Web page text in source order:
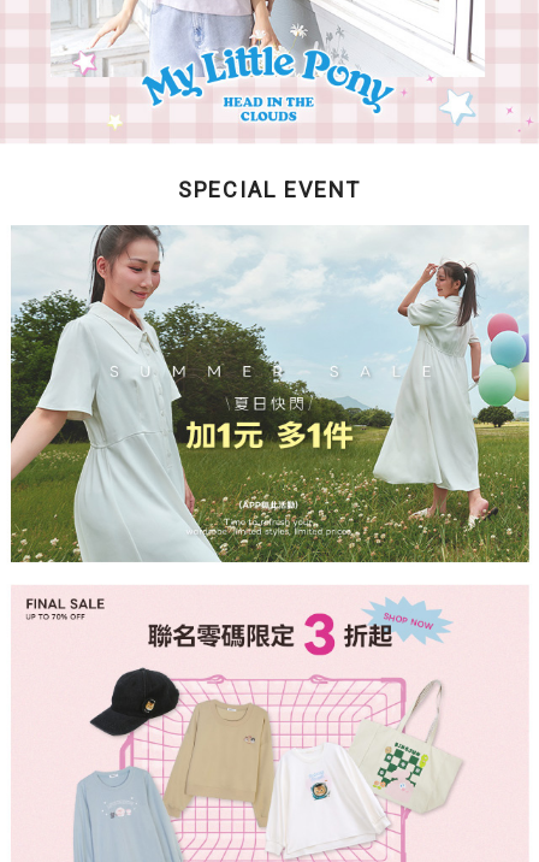
SPECIAL EVENT